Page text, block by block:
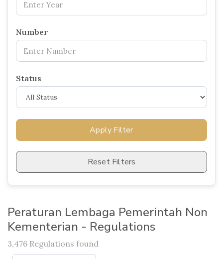
Number
Status
Apply Filter
Reset Filters
Peraturan Lembaga Pemerintah Non
Kementerian - Regulations
3,476 Regulations found